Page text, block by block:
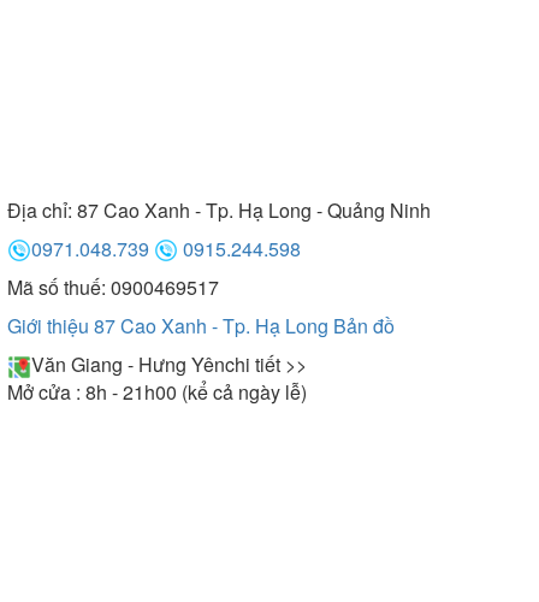
Địa chỉ: 87 Cao Xanh - Tp. Hạ Long - Quảng Ninh
0971.048.739
0915.244.598
Mã số thuế: 0900469517
Giới thiệu 87 Cao Xanh - Tp. Hạ Long Bản đồ
Văn Giang - Hưng Yênchi tiết >>
Mở cửa : 8h - 21h00 (kể cả ngày lễ)